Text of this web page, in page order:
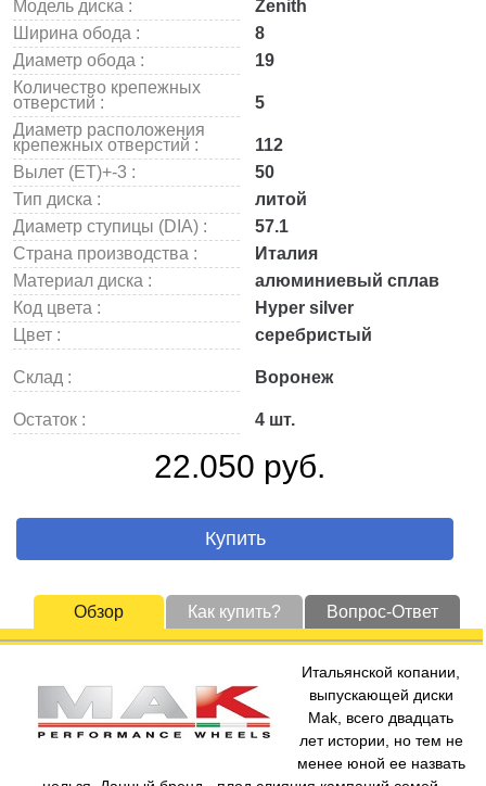
Модель диска :
Zenith
Ширина обода :
8
Диаметр обода :
19
Количество крепежных
отверстий :
5
Диаметр расположения
крепежных отверстий :
112
Вылет (ET)+-3 :
50
Тип диска :
литой
Диаметр ступицы (DIA) :
57.1
Страна производства :
Италия
Материал диска :
алюминиевый сплав
Код цвета :
Hyper silver
Цвет :
серебристый
Склад : Воронеж
Остаток : 4 шт.
22.050 руб.
Купить
Обзор Как купить? Вопрос-Ответ
Итальянской копании,
выпускающей диски
Mak, всего двадцать
лет истории, но тем не
менее юной ее назвать